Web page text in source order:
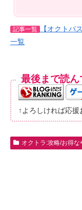
記事一覧
【オクトパ
一覧
最後まで読
↑よろしければ応援
オクトラ:攻略/お得な